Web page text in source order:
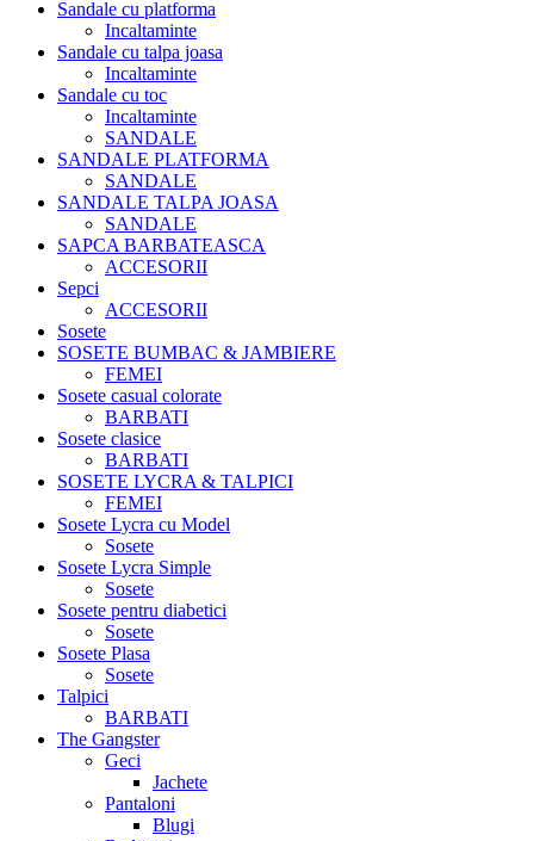
Sandale cu platforma
Incaltaminte
Sandale cu talpa joasa
Incaltaminte
Sandale cu toc
Incaltaminte
SANDALE
SANDALE PLATFORMA
SANDALE
SANDALE TALPA JOASA
SANDALE
SAPCA BARBATEASCA
ACCESORII
Sepci
ACCESORII
Sosete
SOSETE BUMBAC & JAMBIERE
FEMEI
Sosete casual colorate
BARBATI
Sosete clasice
BARBATI
SOSETE LYCRA & TALPICI
FEMEI
Sosete Lycra cu Model
Sosete
Sosete Lycra Simple
Sosete
Sosete pentru diabetici
Sosete
Sosete Plasa
Sosete
Talpici
BARBATI
The Gangster
Geci
Jachete
Pantaloni
Blugi